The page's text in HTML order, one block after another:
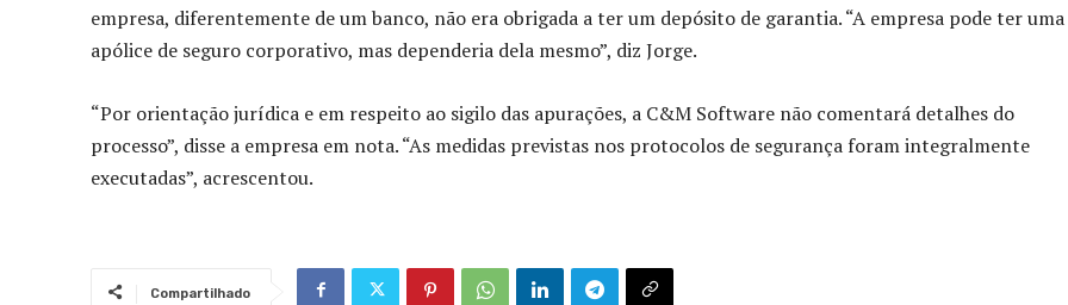
empresa, diferentemente de um banco, não era obrigada a ter um depósito de garantia. “A empresa pode ter uma
apólice de seguro corporativo, mas dependeria dela mesmo”, diz Jorge.
“Por orientação jurídica e em respeito ao sigilo das apurações, a C&M Software não comentará detalhes do
processo”, disse a empresa em nota. “As medidas previstas nos protocolos de segurança foram integralmente
executadas”, acrescentou.
Compartilhado